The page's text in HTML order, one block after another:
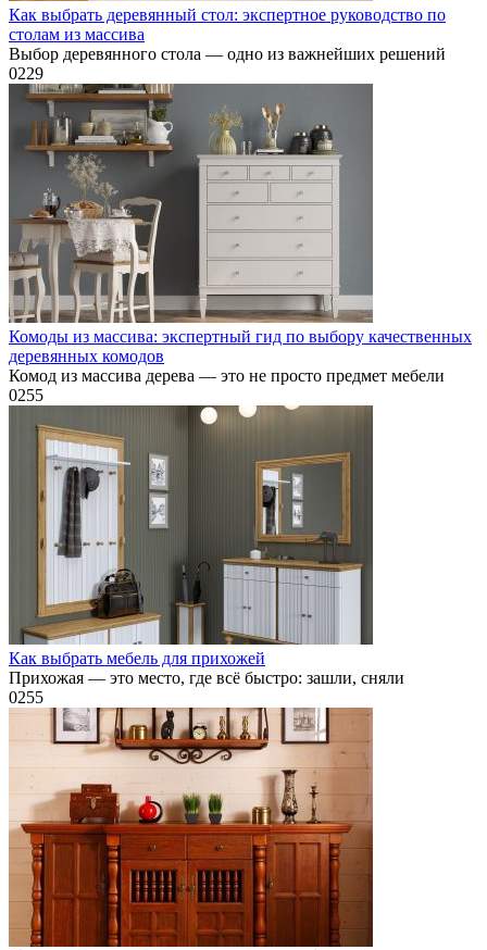
Как выбрать деревянный стол: экспертное руководство по
столам из массива
Выбор деревянного стола — одно из важнейших решений
0229
Комоды из массива: экспертный гид по выбору качественных
деревянных комодов
Комод из массива дерева — это не просто предмет мебели
0255
Как выбрать мебель для прихожей
Прихожая — это место, где всё быстро: зашли, сняли
0255